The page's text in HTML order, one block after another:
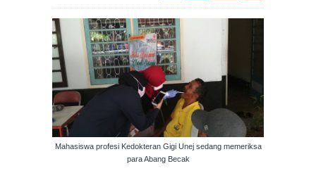
Mahasiswa profesi Kedokteran Gigi Unej sedang memeriksa
para Abang Becak